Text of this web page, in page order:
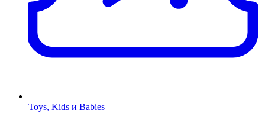
Toys, Kids и Babies